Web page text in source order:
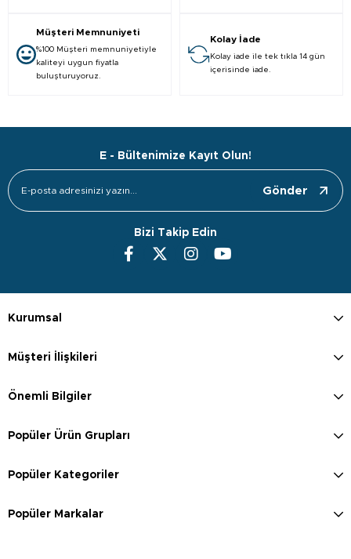
Müşteri Memnuniyeti
%100 Müşteri memnuniyetiyle
kaliteyi uygun fiyatla
buluşturuyoruz.
Kolay İade
Kolay iade ile tek tıkla 14 gün
içerisinde iade.
E - Bültenimize Kayıt Olun!
Gönder
Bizi Takip Edin
Kurumsal
Müşteri İlişkileri
Önemli Bilgiler
Popüler Ürün Grupları
Popüler Kategoriler
Popüler Markalar